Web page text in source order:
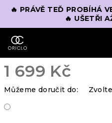
🔥 PRÁVĚ TEĎ PROBÍHÁ
🔥 UŠETŘI
1 699 Kč
Měrná
Můžeme doručit do: